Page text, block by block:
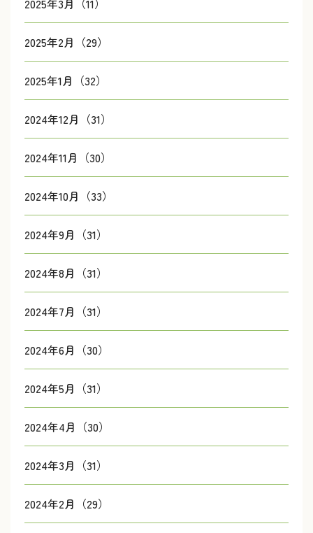
2025年3月（11）
2025年2月（29）
2025年1月（32）
2024年12月（31）
2024年11月（30）
2024年10月（33）
2024年9月（31）
2024年8月（31）
2024年7月（31）
2024年6月（30）
2024年5月（31）
2024年4月（30）
2024年3月（31）
2024年2月（29）